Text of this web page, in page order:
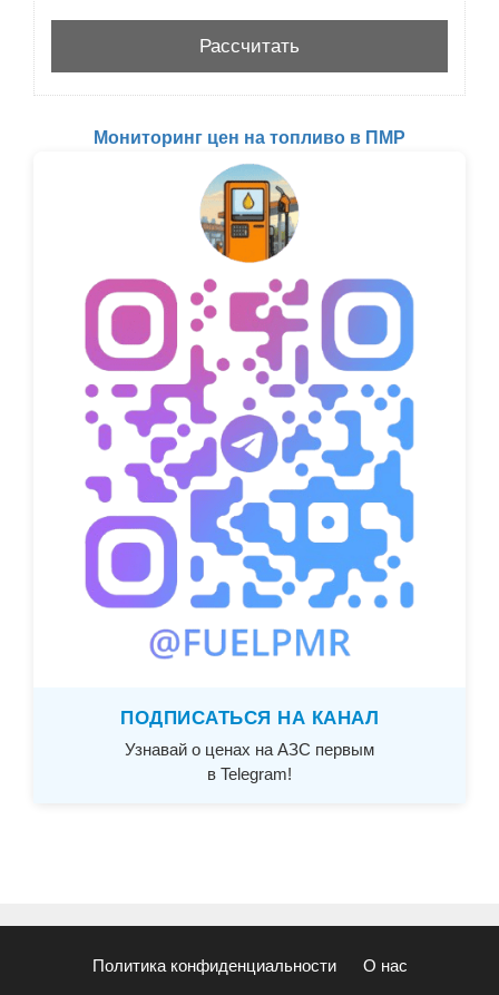
Мониторинг цен на топливо в ПМР
ПОДПИСАТЬСЯ НА КАНАЛ
Узнавай о ценах на АЗС первым
в Telegram!
Политика конфиденциальности О нас